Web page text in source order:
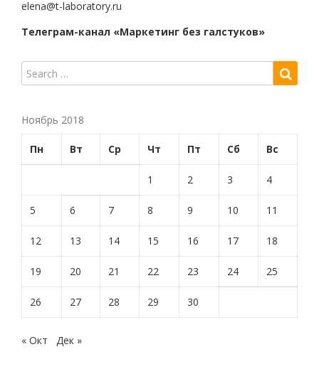
elena@t-laboratory.ru
Телеграм-канал «Маркетинг без галстуков»
Ноябрь 2018
Пн Вт Ср Чт Пт Сб Вс
1 2 3 4
5 6 7 8 9 10 11
12 13 14 15 16 17 18
19 20 21 22 23 24 25
26 27 28 29 30
« Окт Дек »